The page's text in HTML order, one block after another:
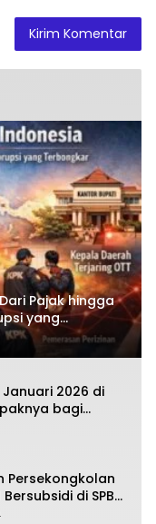
Pajak hingga
yang
Januari 2026 di
bagi
Aturan Kunci
Persekongkolan
di SPBU